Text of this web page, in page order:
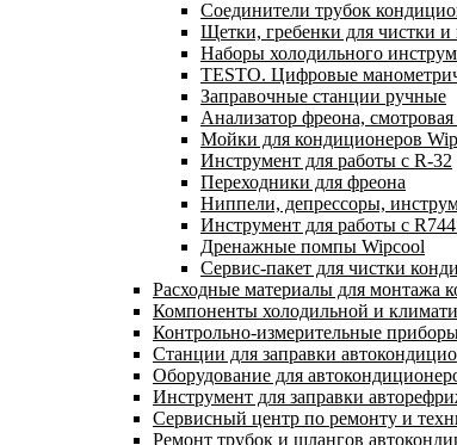
Соединители трубок
Щетки, гребенки для чистки и
Наборы холодильного
TESTO. Цифровые
Заправочные станции ручные
Анализатор фреона,
Мойки для кондиционеров
Инструмент для работы с R-32
Переходники для фреона
Ниппели, депрессоры,
Инструмент для работы с
Дренажные помпы Wipcool
Сервис-пакет для чистки
Расходные материалы для монтажа
Компоненты холодильной и
Контрольно-измерительные
Станции для заправки
Оборудование для
Инструмент для заправки
Сервисный центр по ремонту и
Ремонт трубок и шлангов